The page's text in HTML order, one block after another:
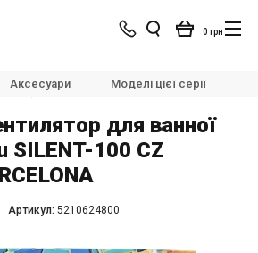
0 грн
Вентилятори
Аксесуари Моделі цієї серії
для ванної
SILENT-100 CZ
Aртикул: 5210624800